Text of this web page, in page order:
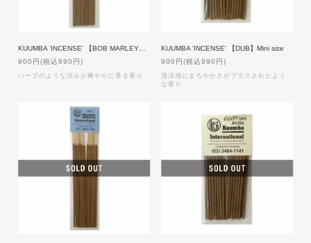
900円(税込990円)
ハーブのような渋みが爽やかに香る香り
KUUMBA 'INCENSE' 【DUB】Mini size
900円(税込990円)
清涼感にまろやかさがプラスされたよう
な香り